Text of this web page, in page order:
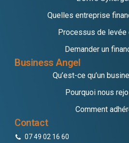
Quelles entreprise
Processus de levée
Demander un
Business Angel
Qu’est-ce qu’un
Pourquoi nous
Comment
Contact
07 49 02 16 60